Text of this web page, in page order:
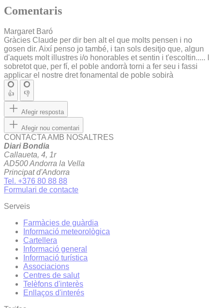
Comentaris
Margaret Baró
Gràcies Claude per dir ben alt el que molts pensen i no
gosen dir. Així penso jo també, i tan sols desitjo que, algun
d'aquets molt illustres i/o honorables et sentin i t'escoltin..... I
sobretot que, per fí, el poble andorrà torni a fer seu i fassi
applicar el nostre dret fonamental de poble sobirà
👍 👎
Afegir resposta
Afegir nou comentari
CONTACTA AMB NOSALTRES
Diari Bondia
Callaueta, 4, 1r
AD500 Andorra la Vella
Principat d'Andorra
Tel. +376 80 88 88
Formulari de contacte
Serveis
Farmàcies de guàrdia
Informació meteorològica
Cartellera
Informació general
Informació turística
Associacions
Centres de salut
Telèfons d'interès
Enllaços d'interés